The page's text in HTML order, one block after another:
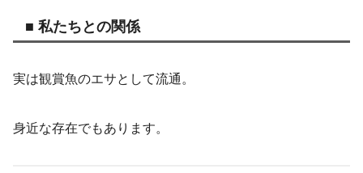
■ 私たちとの関係
実は観賞魚のエサとして流通。
身近な存在でもあります。